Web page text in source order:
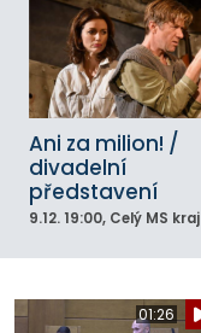
Ani za milion! /
divadelní
představení
9.12. 19:00, Celý MS kraj
01:26